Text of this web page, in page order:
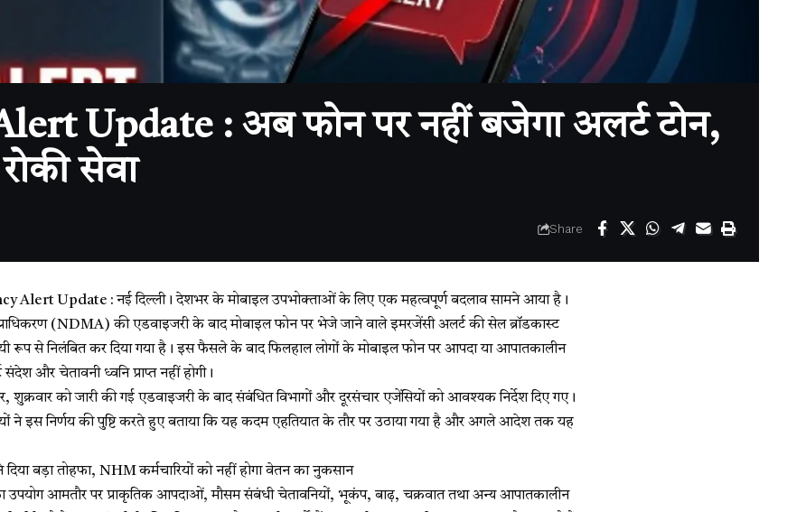
Update : अब फोन पर नहीं बजेगा अलर्ट टोन,
सेवा
Share
Alert Update : नई दिल्ली। देशभर के मोबाइल उपभोक्ताओं के लिए एक महत्वपूर्ण बदलाव सामने आया है।
प्राधिकरण (NDMA) की एडवाइजरी के बाद मोबाइल फोन पर भेजे जाने वाले इमरजेंसी अलर्ट की सेल ब्रॉडकास्ट
रूप से निलंबित कर दिया गया है। इस फैसले के बाद फिलहाल लोगों के मोबाइल फोन पर आपदा या आपातकालीन
और चेतावनी ध्वनि प्राप्त नहीं होगी।
शुक्रवार को जारी की गई एडवाइजरी के बाद संबंधित विभागों और दूरसंचार एजेंसियों को आवश्यक निर्देश दिए गए।
ने इस निर्णय की पुष्टि करते हुए बताया कि यह कदम एहतियात के तौर पर उठाया गया है और अगले आदेश तक यह
बड़ा तोहफा, NHM कर्मचारियों को नहीं होगा वेतन का नुकसान
उपयोग आमतौर पर प्राकृतिक आपदाओं, मौसम संबंधी चेतावनियों, भूकंप, बाढ़, चक्रवात तथा अन्य आपातकालीन